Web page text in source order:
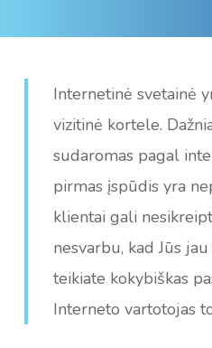
Internetinė svetainė
vizitinė kortele.
sudaromas pagal
pirmas įspūdis yra
klientai gali
nesvarbu, kad Jūs
teikiate kokybiškas
Interneto vartotojas